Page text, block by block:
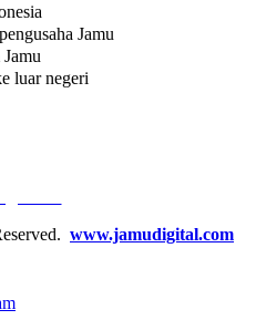
Jamu
luar negeri
www.jamudigital.com